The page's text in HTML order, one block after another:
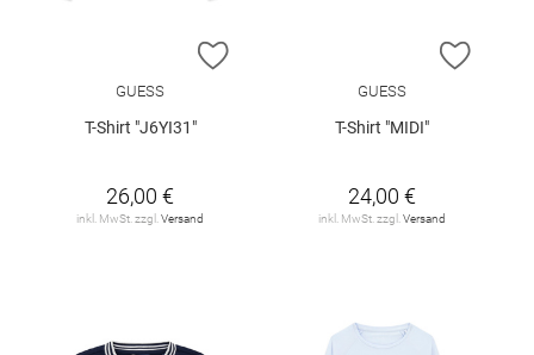
ZUR WUNSCHLISTE HINZUFÜGEN
GUESS
T-Shirt "J6YI31"
26,00 €
inkl. MwSt. zzgl. Versand
ZUR
GUESS
T-Shirt "MIDI"
24,00 €
inkl. MwSt. zzgl. Versand